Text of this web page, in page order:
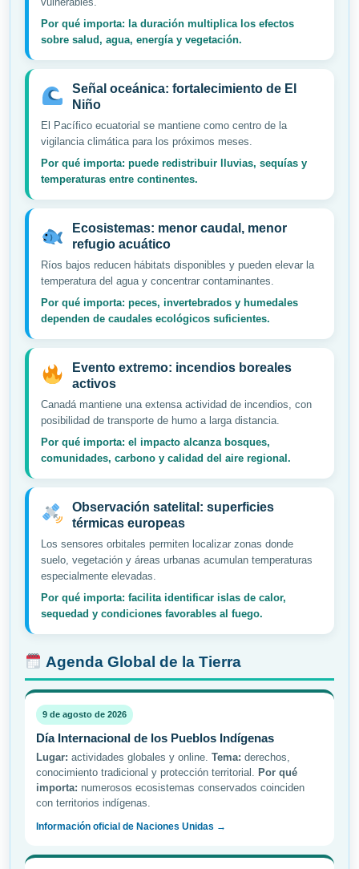
Por qué importa: la duración multiplica los efectos
sobre salud, agua, energía y vegetación.
Señal oceánica: fortalecimiento de El
Niño
El Pacífico ecuatorial se mantiene como centro de la
vigilancia climática para los próximos meses.
Por qué importa: puede redistribuir lluvias, sequías y
temperaturas entre continentes.
Ecosistemas: menor caudal, menor
refugio acuático
Ríos bajos reducen hábitats disponibles y pueden elevar la
temperatura del agua y concentrar contaminantes.
Por qué importa: peces, invertebrados y humedales
dependen de caudales ecológicos suficientes.
Evento extremo: incendios boreales
activos
Canadá mantiene una extensa actividad de incendios, con
posibilidad de transporte de humo a larga distancia.
Por qué importa: el impacto alcanza bosques,
comunidades, carbono y calidad del aire regional.
Observación satelital: superficies
térmicas europeas
Los sensores orbitales permiten localizar zonas donde
suelo, vegetación y áreas urbanas acumulan temperaturas
especialmente elevadas.
Por qué importa: facilita identificar islas de calor,
sequedad y condiciones favorables al fuego.
Agenda Global de la Tierra
9 de agosto de 2026
Día Internacional de los Pueblos Indígenas
Lugar: actividades globales y online. Tema: derechos,
conocimiento tradicional y protección territorial. Por qué
importa: numerosos ecosistemas conservados coinciden
con territorios indígenas.
Información oficial de Naciones Unidas →